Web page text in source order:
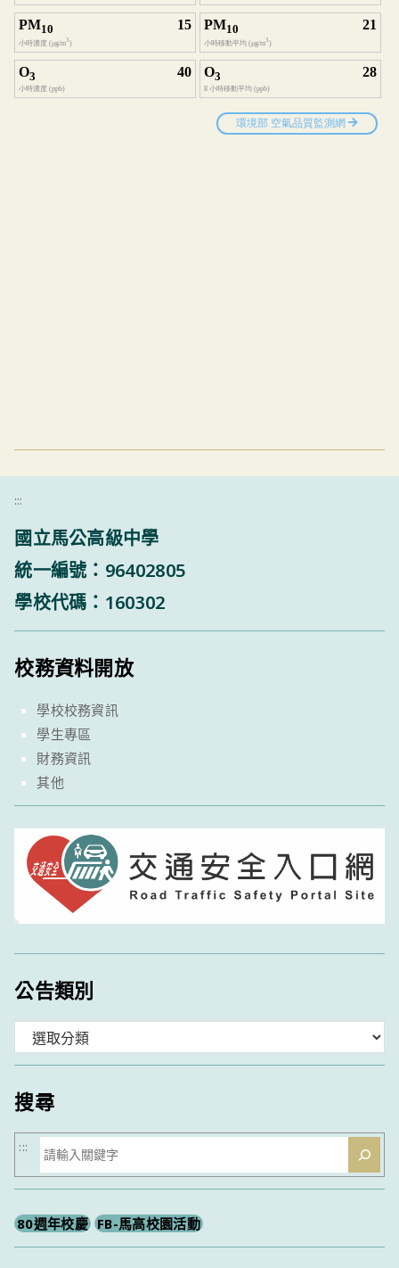
:::
國立馬公高級中學
統一編號：96402805
學校代碼：160302
校務資料開放
學校校務資訊
學生專區
財務資訊
其他
公告類別
類
搜尋
搜
尋
:::
80週年校慶 FB-馬高校園活動